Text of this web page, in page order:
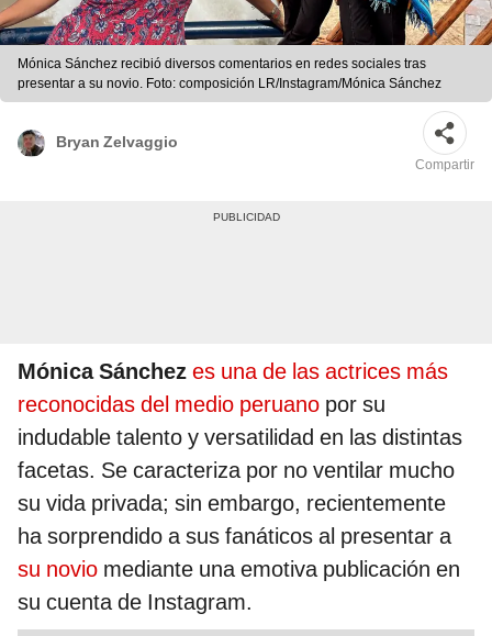
Mónica Sánchez recibió diversos comentarios en redes sociales tras
presentar a su novio. Foto: composición LR/Instagram/Mónica Sánchez
Bryan Zelvaggio
Compartir
Mónica Sánchez es una de las actrices más
reconocidas del medio peruano por su
indudable talento y versatilidad en las distintas
facetas. Se caracteriza por no ventilar mucho
su vida privada; sin embargo, recientemente
ha sorprendido a sus fanáticos al presentar a
su novio mediante una emotiva publicación en
su cuenta de Instagram.